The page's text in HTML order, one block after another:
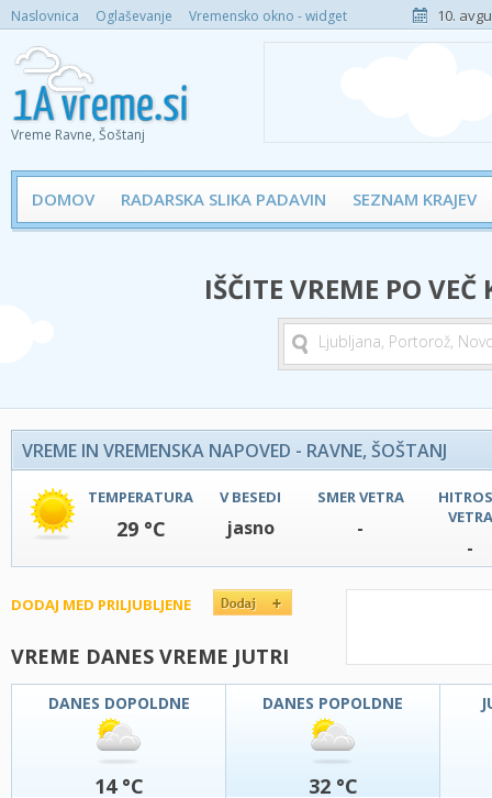
Naslovnica Oglaševanje Vremensko okno - widget 10.
Vreme Ravne, Šoštanj
DOMOV RADARSKA SLIKA PADAVIN SEZNAM KRAJEV
IŠČITE VREME PO
VREME IN VREMENSKA NAPOVED - RAVNE, ŠOŠTANJ
TEMPERATURA
29 °C
V BESEDI
jasno
SMER VETRA
-
VETRA
-
DODAJ MED PRILJUBLJENE
VREME DANES VREME JUTRI
DANES DOPOLDNE
14 °C
DANES POPOLDNE
32 °C